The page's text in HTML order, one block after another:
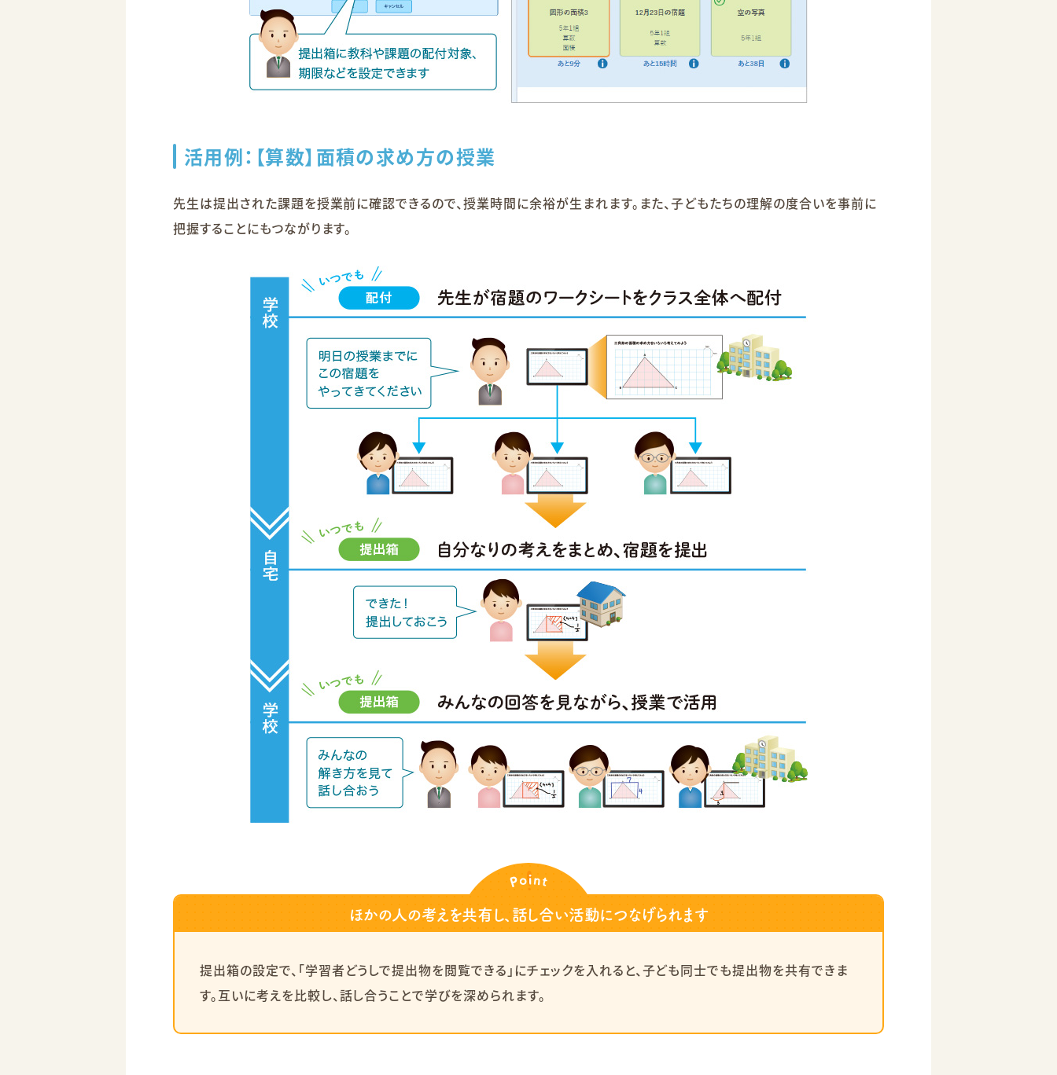
活用例：【算数】面積の求め方の授業
先生は提出された課題を授業前に確認できるので、授業時間に余裕が生まれます。また、子どもたちの理解の度合いを事前に
把握することにもつながります。
ほかの人の考えを共有し、話し合い活動につなげられます
提出箱の設定で、「学習者どうしで提出物を閲覧できる」にチェックを入れると、子ども同士でも提出物を共有できま
す。互いに考えを比較し、話し合うことで学びを深められます。